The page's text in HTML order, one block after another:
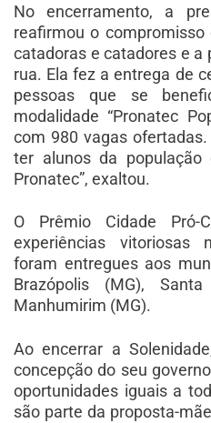
No encerramento, a
reafirmou o compromisso
catadoras e catadores e a
rua. Ela fez a entrega de
pessoas que se
modalidade “Pronatec
com 980 vagas
ter alunos da
Pronatec”, exaltou.
O Prêmio Cidade Pró-
experiências vitoriosas
foram entregues aos
Brazópolis (MG),
Manhumirim (MG).
Ao encerrar a
concepção do seu
oportunidades iguais a
são parte da proposta-